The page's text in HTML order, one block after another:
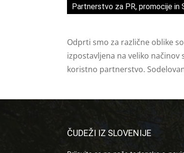
Partnerstvo za PR, promocije in
Odprti smo za različne oblike
izpostavljena na veliko
koristno partnerstvo.
ČUDEŽI IZ SLOVENIJE